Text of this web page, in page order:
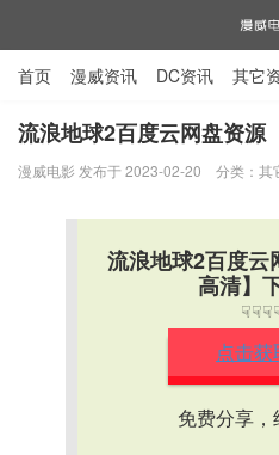
首页 漫威资讯 DC资讯 其它
电视剧资源 漫威图片
流浪地球2百度云网盘资源
漫威电影 发布于 2023-02-20 分类： 其
流浪地球2百度云
高清】
点击
免费分享，